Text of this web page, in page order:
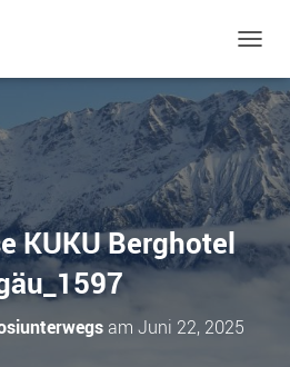
A
V
I
G
A
T
I
O
N
KUKU Berghotel
am Juni 22, 2025